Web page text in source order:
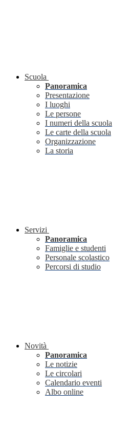
Scuola
Panoramica
Presentazione
I luoghi
Le persone
I numeri della scuola
Le carte della scuola
Organizzazione
La storia
Servizi
Panoramica
Famiglie e studenti
Personale scolastico
Percorsi di studio
Novità
Panoramica
Le notizie
Le circolari
Calendario eventi
Albo online